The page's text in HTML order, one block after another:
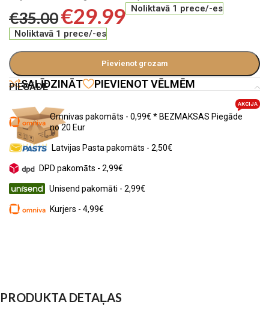
€35.00€29.99 Noliktavā 1 prece/-es
Noliktavā 1 prece/-es
Pievienot grozam
SALĪDZINĀT PIEVIENOT VĒLMĒM
PIEGĀDE
Omnivas pakomāts - 0,99€ * BEZMAKSAS Piegāde
no 20 Eur
AKCIJA
Latvijas Pasta pakomāts - 2,50€
DPD pakomāts - 2,99€
Unisend pakomāti - 2,99€
Kurjers - 4,99€
PRODUKTA DETAĻAS